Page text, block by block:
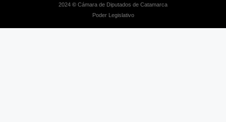
2024 © Cámara de Diputados de Catamarca
Poder Legislativo